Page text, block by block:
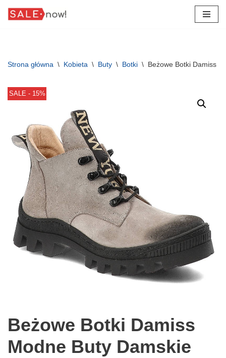
Strona główna \ Kobieta \ Buty \ Botki \ Beżowe Botki Damiss
SALE - 15%
Beżowe Botki Damiss
Modne Buty Damskie